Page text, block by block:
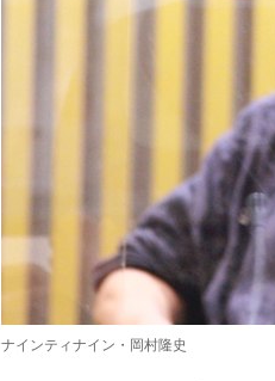
ナインティナイン・岡村隆史